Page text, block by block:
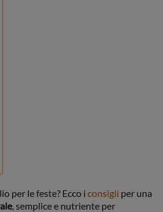
per le feste? Ecco i consigli per una
, semplice e nutriente per